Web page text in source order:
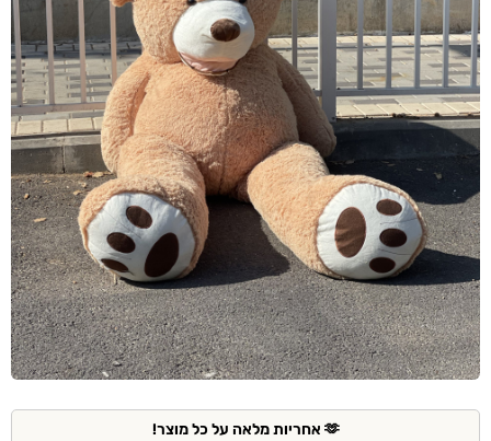
🫶 אחריות מלאה על כל מוצר!